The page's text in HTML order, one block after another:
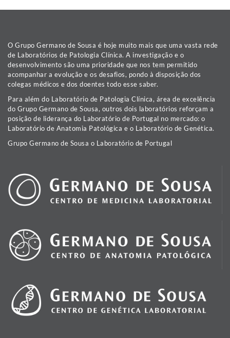
O Grupo Germano de Sousa é hoje muito mais que uma vasta rede
de Laboratórios de Patologia Clínica. A investigação e o
desenvolvimento são uma prioridade que nos tem permitido
acompanhar a evolução e os desafios, pondo à disposição dos
colegas médicos e dos doentes todo esse saber.
Para além do Laboratório de Patologia Clínica, área de excelência
do Grupo Germano de Sousa, outros dois laboratórios reforçam a
posição de liderança do Laboratório de Portugal no mercado: o
Laboratório de Anatomia Patológica e o Laboratório de Genética.
Grupo Germano de Sousa o Laboratório de Portugal